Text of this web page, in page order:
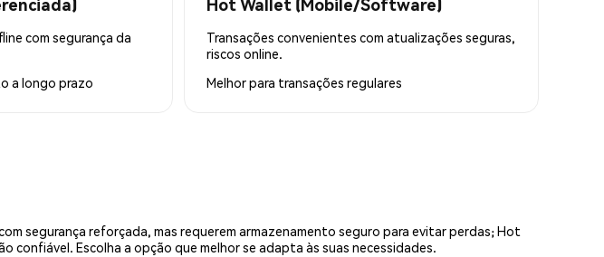
com segurança da
a longo prazo
Transações convenientes com atualizações seguras,
riscos online.
Melhor para transações regulares
segurança reforçada, mas requerem armazenamento seguro para evitar perdas; Hot
confiável. Escolha a opção que melhor se adapta às suas necessidades.